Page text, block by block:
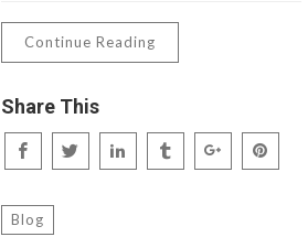
Continue Reading
Share This
Blog